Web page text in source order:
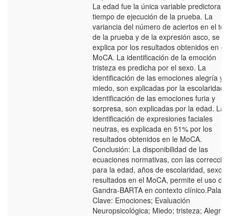
La edad fue la única variable predictora
tiempo de ejecución de la prueba. La
variancia del número de aciertos en el
de la prueba y de la expresión asco, se
explica por los resultados obtenidos en el
MoCA. La identificación de la emoción
tristeza es predicha por el sexo. La
identificación de las emociones alegría y
miedo, son explicadas por la escolaridad.
identificación de las emociones furia y
sorpresa, son explicadas por la edad. La
identificación de expresiones faciales
neutras, es explicada en 51% por los
resultados obtenidos en le MoCA.
Conclusión: La disponibilidad de las
ecuaciones normativas, con las
para la edad, años de escolaridad, sexo y
resultados en el MoCA, permite el uso del
Gandra-BARTA en contexto
Clave: Emociones; Evaluación
Neuropsicológica; Miedo; tristeza; Alegría.